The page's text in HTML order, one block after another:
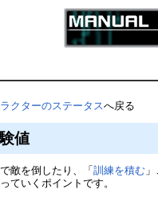
クターのステータスへ戻る
値
敵を倒したり、「訓練を積む
ていくポイントです。